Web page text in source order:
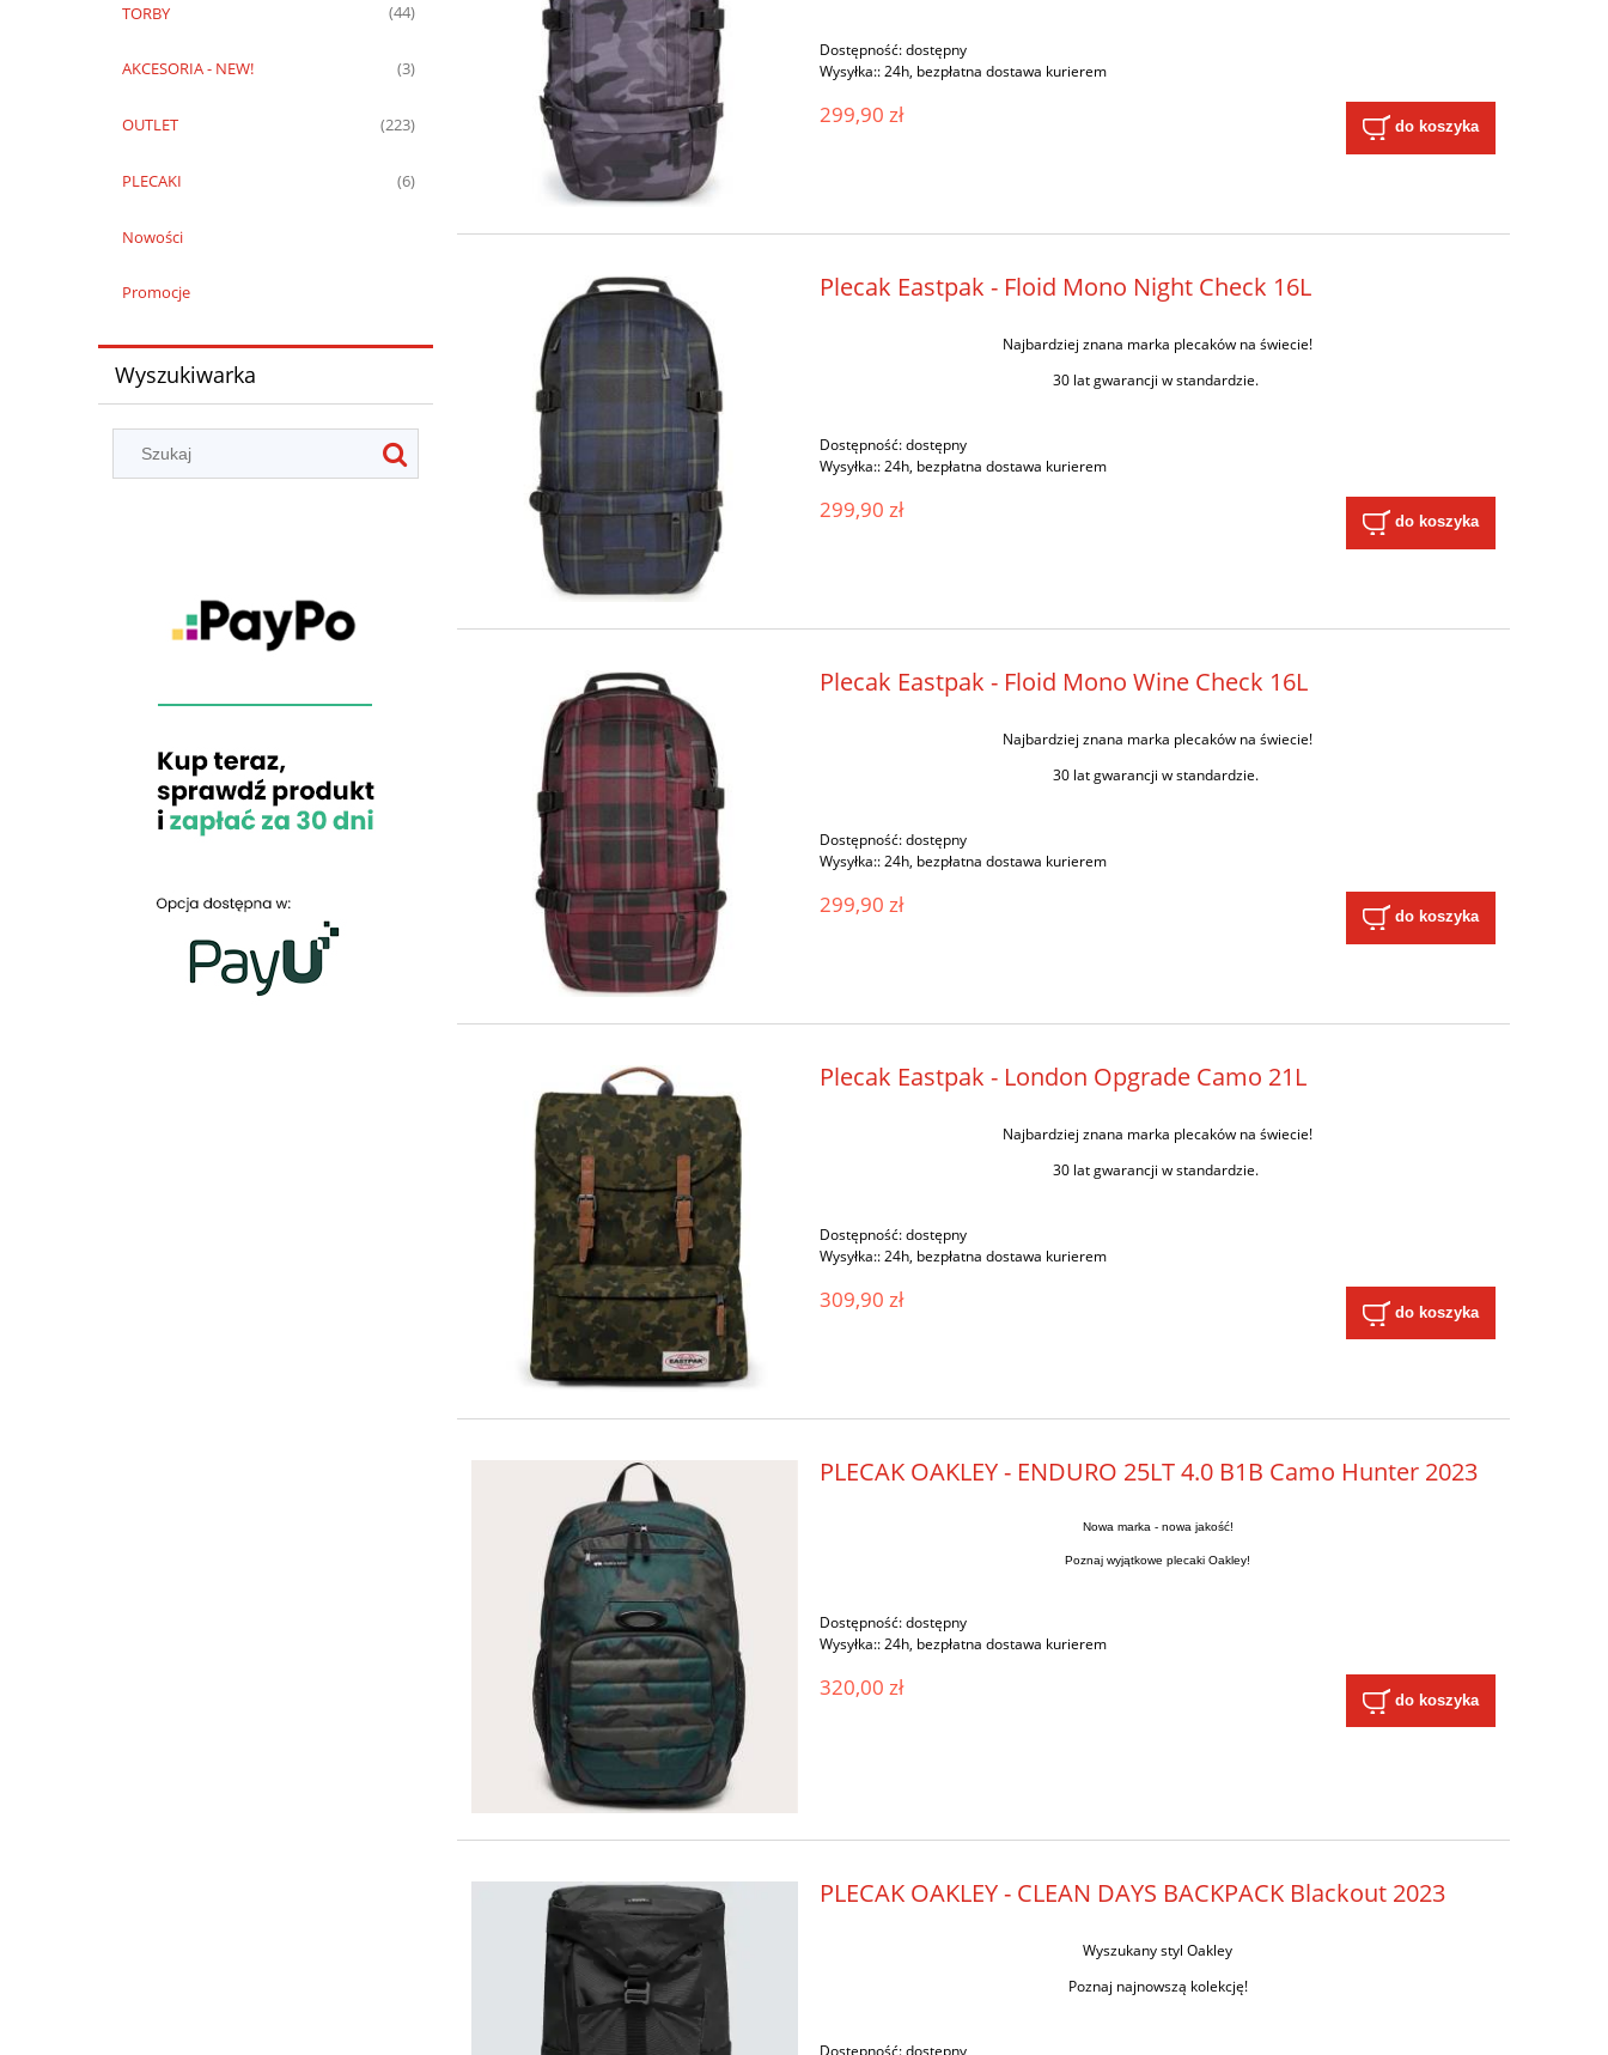
TORBY (44)
AKCESORIA - NEW! (3)
OUTLET (223)
PLECAKI (6)
Nowości
Promocje
Wyszukiwarka
Dostępność:dostępny
Wysyłka::24h, bezpłatna dostawa kurierem
299,90 zł do koszyka
Plecak Eastpak - Floid Mono Night Check 16L
Najbardziej znana marka plecaków na świecie!
30 lat gwarancji w standardzie.
Dostępność:dostępny
Wysyłka::24h, bezpłatna dostawa kurierem
299,90 zł do koszyka
Plecak Eastpak - Floid Mono Wine Check 16L
Najbardziej znana marka plecaków na świecie!
30 lat gwarancji w standardzie.
Dostępność:dostępny
Wysyłka::24h, bezpłatna dostawa kurierem
299,90 zł do koszyka
Plecak Eastpak - London Opgrade Camo 21L
Najbardziej znana marka plecaków na świecie!
30 lat gwarancji w standardzie.
Dostępność:dostępny
Wysyłka::24h, bezpłatna dostawa kurierem
309,90 zł do koszyka
PLECAK OAKLEY - ENDURO 25LT 4.0 B1B Camo Hunter 2023
Nowa marka - nowa jakość!
Poznaj wyjątkowe plecaki Oakley!
Dostępność:dostępny
Wysyłka::24h, bezpłatna dostawa kurierem
320,00 zł do koszyka
PLECAK OAKLEY - CLEAN DAYS BACKPACK Blackout 2023
Wyszukany styl Oakley
Poznaj najnowszą kolekcję!
Dostępność:dostępny